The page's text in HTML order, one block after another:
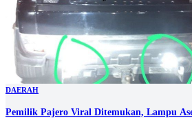
DAERAH
Pemilik Pajero Viral Ditemukan, Lampu